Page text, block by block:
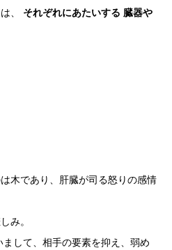
、 それぞれにあたいする 臓器や
木であり、肝臓が司る怒りの感情
み。
して、相手の要素を抑え、弱め